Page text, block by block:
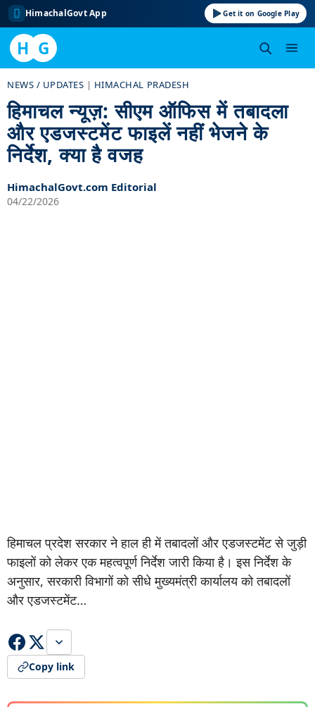
HimachalGovt App Get it on Google Play
H G
content
NEWS / UPDATES | HIMACHAL PRADESH
हिमाचल न्यूज़: सीएम ऑफिस में तबादला
और एडजस्टमेंट फाइलें नहीं भेजने के
निर्देश, क्या है वजह
HimachalGovt.com Editorial
04/22/2026
हिमाचल प्रदेश सरकार ने हाल ही में तबादलों और एडजस्टमेंट से जुड़ी
फाइलों को लेकर एक महत्वपूर्ण निर्देश जारी किया है। इस निर्देश के
अनुसार, सरकारी विभागों को सीधे मुख्यमंत्री कार्यालय को तबादलों
और एडजस्टमेंट…
Copy link